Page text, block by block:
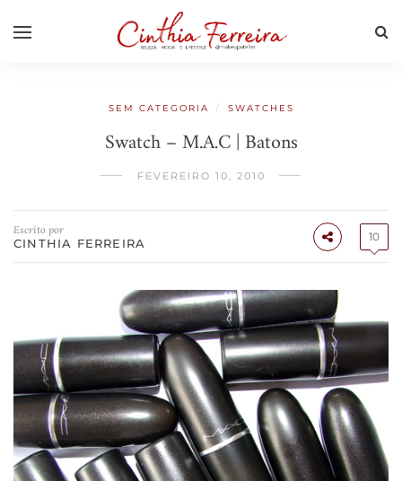
SEM CATEGORIA / SWATCHES
Swatch – M.A.C | Batons
FEVEREIRO 10, 2010
Escrito por
CINTHIA FERREIRA 10